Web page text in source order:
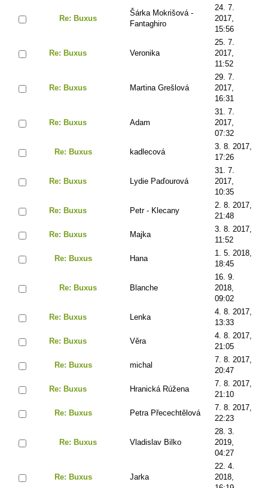
Re: Buxus
Šárka Mokrišová -
Fantaghiro
24. 7.
2017,
15:56
Re: Buxus Veronika
25. 7.
2017,
11:52
Re: Buxus Martina Grešlová
29. 7.
2017,
16:31
Re: Buxus Adam
31. 7.
2017,
07:32
Re: Buxus kadlecová
3. 8. 2017,
17:26
Re: Buxus Lydie Paďourová
31. 7.
2017,
10:35
Re: Buxus Petr - Klecany
2. 8. 2017,
21:48
Re: Buxus Majka
3. 8. 2017,
11:52
Re: Buxus Hana
1. 5. 2018,
18:45
Re: Buxus Blanche
16. 9.
2018,
09:02
Re: Buxus Lenka
4. 8. 2017,
13:33
Re: Buxus Věra
4. 8. 2017,
21:05
Re: Buxus michal
7. 8. 2017,
20:47
Re: Buxus Hranická Rúžena
7. 8. 2017,
21:10
Re: Buxus Petra Přecechtělová
7. 8. 2017,
22:23
Re: Buxus Vladislav Bilko
28. 3.
2019,
04:27
Re: Buxus Jarka
22. 4.
2018,